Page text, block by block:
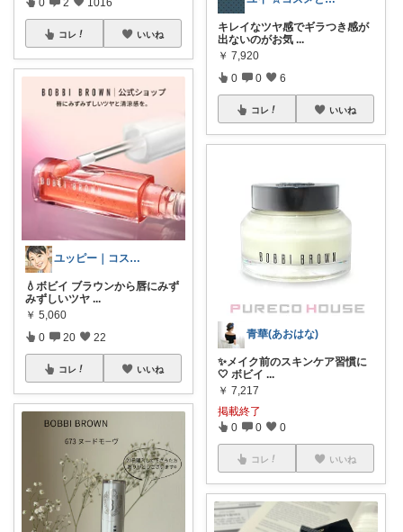
コレ いいね
ユッピー｜コスメと子育てROOM
💧ボビイ ブラウンから唇にみず
みずしいツヤ ...
￥ 5,060
0 20 22
コレ いいね
キレイなツヤ感でギラつき感が
出ないのがお気 ...
￥ 7,920
0 0 6
コレ いいね
青華(あおはな)
✨メイク前のスキンケア習慣に
🤍 ボビイ ...
￥ 7,217
掲載終了
0 0 0
コレ いいね